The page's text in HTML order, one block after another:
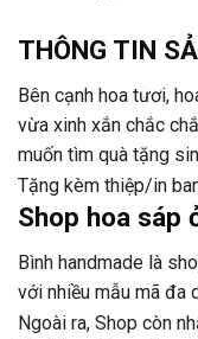
THÔNG TIN
Bên cạnh hoa tươi,
vừa xinh xắn chắc
muốn tìm quà tặng
Tặng kèm thiệp/in
Shop hoa sáp
Bình handmade là
với nhiều mẫu mã đa
Ngoài ra, Shop còn